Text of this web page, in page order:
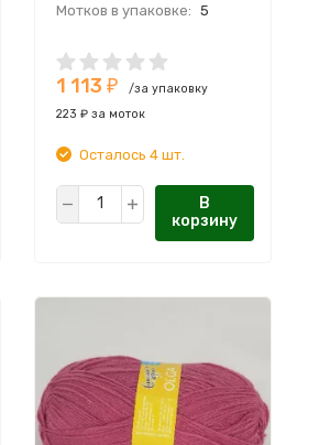
Мотков в упаковке: 5
Производитель:
СЕМЕНОВСКАЯ ПРЯЖА
1 113 ₽
/за упаковку
223 ₽ за моток
Осталось 4 шт.
В
корзину